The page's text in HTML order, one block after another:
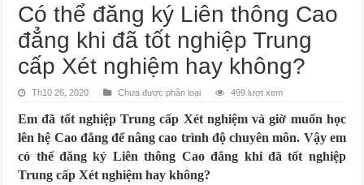
Có thể đăng ký Liên thông Cao
đẳng khi đã tốt nghiệp Trung
cấp Xét nghiệm hay không?
Th10 26, 2020 Chưa được phân loại 499 lượt xem
Em đã tốt nghiệp Trung cấp Xét nghiệm và giờ muốn học
lên hệ Cao đẳng để nâng cao trình độ chuyên môn. Vậy em
có thể đăng ký Liên thông Cao đẳng khi đã tốt nghiệp
Trung cấp Xét nghiệm hay không?